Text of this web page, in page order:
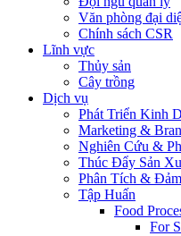
Văn phòng đại
Chính sách CSR
Lĩnh vực
Thủy sản
Cây trồng
Dịch vụ
Phát Triển Kinh
Marketing &
Nghiên Cứu &
Thúc Đẩy Sản
Phân Tích &
Tập Huấn
Food
For